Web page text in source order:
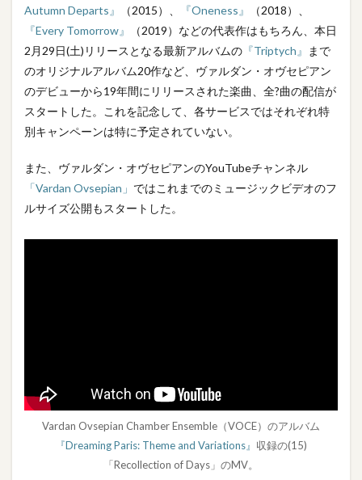
Autumn Departs』
（2015）、 『Oneness』
（2018）、
『Every Tomorrow』
（2019）などの代表作はもちろん、本日
2月29日(土)リリースとなる最新アルバムの 『Triptych』
まで
のオリジナルアルバム20作など、ヴァルダン・オヴセピアン
のデビューから19年間にリリースされた楽曲、全?曲の配信が
スタートした。これを記念して、各サービスではそれぞれ特
別キャンペーンは特に予定されていない。
また、ヴァルダン・オヴセピアンのYouTubeチャンネル
「Vardan Ovsepian」 ではこれまでのミュージックビデオのフ
ルサイズ公開もスタートした。
Vardan Ovsepian Chamber Ensemble（VOCE）のアルバム
『Dreaming Paris: Theme and Variations』 収録の(15)
「Recollection of Days」のMV。